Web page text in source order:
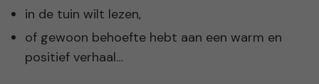
in de tuin wilt lezen,
of gewoon behoefte hebt aan een warm en
positief verhaal…